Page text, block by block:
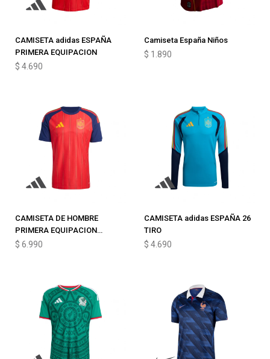
CAMISETA adidas ESPAÑA
PRIMERA EQUIPACION
$ 4.690
Camiseta España Niños
$ 1.890
CAMISETA DE HOMBRE
PRIMERA EQUIPACION
ESPAÑA
$ 6.990
CAMISETA adidas ESPAÑA 26
TIRO
$ 4.690